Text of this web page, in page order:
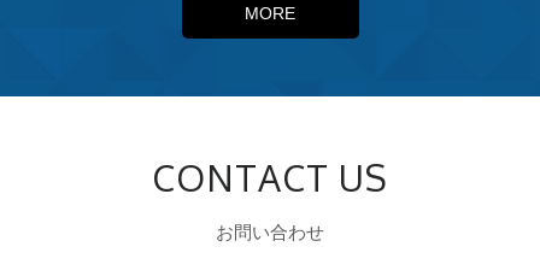
MORE
CONTACT US
お問い合わせ